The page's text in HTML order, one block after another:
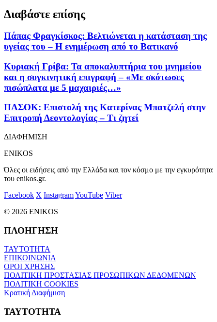
Διαβάστε επίσης
Πάπας Φραγκίσκος: Βελτιώνεται η κατάσταση της
υγείας του – Η ενημέρωση από το Βατικανό
Κυριακή Γρίβα: Τα αποκαλυπτήρια του μνημείου
και η συγκινητική επιγραφή – «Με σκότωσες
πισώπλατα με 5 μαχαιριές…»
ΠΑΣΟΚ: Επιστολή της Κατερίνας Μπατζελή στην
Επιτροπή Δεοντολογίας – Τι ζητεί
ΔΙΑΦΗΜΙΣΗ
ENIKOS
Όλες οι ειδήσεις από την Ελλάδα και τον κόσμο με την εγκυρότητα
του enikos.gr.
Facebook X InstagramYouTube Viber
© 2026 ENIKOS
ΠΛΟΗΓΗΣΗ
ΤΑΥΤΟΤΗΤΑ
ΕΠΙΚΟΙΝΩΝΙΑ
ΟΡΟΙ ΧΡΗΣΗΣ
ΠΟΛΙΤΙΚΗ ΠΡΟΣΤΑΣΙΑΣ ΠΡΟΣΩΠΙΚΩΝ ΔΕΔΟΜΕΝΩΝ
ΠΟΛΙΤΙΚΗ COOKIES
Κρατική Διαφήμιση
ΤΑΥΤΟΤΗΤΑ